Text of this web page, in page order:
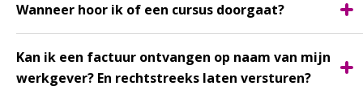
Wanneer hoor ik of een cursus doorgaat?
Kan ik een factuur ontvangen op naam van mijn
werkgever? En rechtstreeks laten versturen?